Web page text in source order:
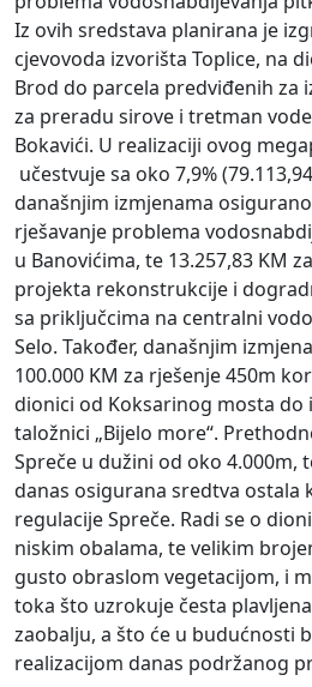
Iz ovih sredstava planirana je
cjevovoda izvorišta Toplice, na
Brod do parcela predviđenih za
za preradu sirove i tretman
Bokavići. U realizaciji ovog
učestvuje sa oko 7,9%
današnjim izmjenama osigurano
rješavanje problema
u Banovićima, te 13.257,83 KM
projekta rekonstrukcije i
sa priključcima na centralni
Selo. Također, današnjim
100.000 KM za rješenje 450m
dionici od Koksarinog mosta do
taložnici „Bijelo more“.
Spreče u dužini od oko 4.000m,
danas osigurana sredtva ostala
regulacije Spreče. Radi se o
niskim obalama, te velikim
gusto obraslom vegetacijom, i
toka što uzrokuje česta
zaobalju, a što će u budućnosti
realizacijom danas podržanog